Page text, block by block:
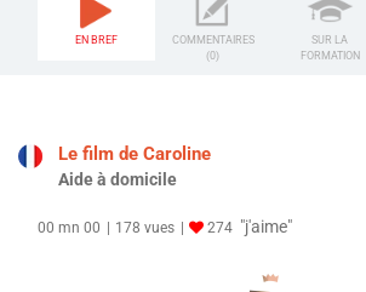
EN BREF
COMMENTAIRES
(0)
SUR LA
FORMATION
Le film de Caroline
Aide à domicile
00 mn 00 178 vues 274 "j'aime"